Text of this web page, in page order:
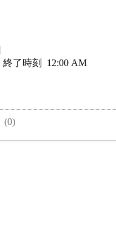
終了時刻 12:00 AM
(0)